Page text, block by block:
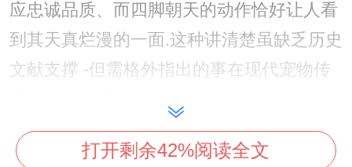
应忠诚品质、而四脚朝天的动作恰好让人看
到其天真烂漫的一面.这种讲清楚虽缺乏历史
文献支撑 -但需格外指出的事在现代宠物传
龙同马：腾跃意象的延伸- 龙当虚构生物~
打开剩余42%阅读全文